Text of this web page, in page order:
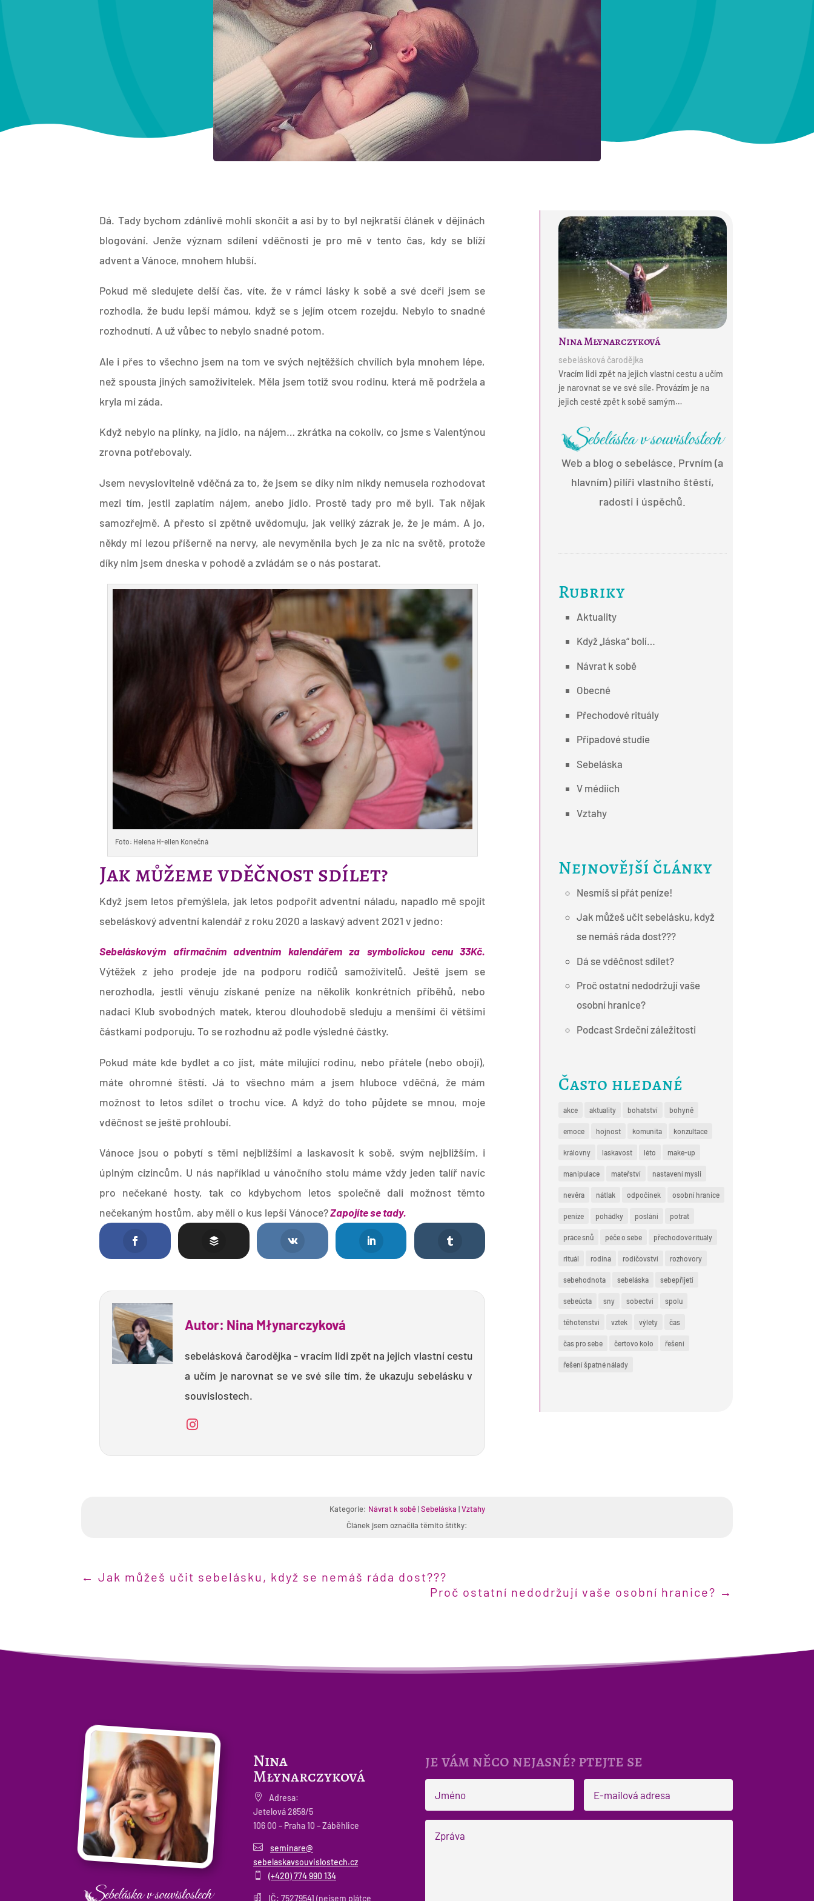
Dá. Tady bychom zdánlivě mohli skončit a asi by to byl nejkratší článek v dějinách
blogování. Jenže význam sdílení vděčnosti je pro mě v tento čas, kdy se blíží
advent a Vánoce, mnohem hlubší.
Pokud mě sledujete delší čas, víte, že v rámci lásky k sobě a své dceři jsem se
rozhodla, že budu lepší mámou, když se s jejím otcem rozejdu. Nebylo to snadné
rozhodnutí. A už vůbec to nebylo snadné potom.
Ale i přes to všechno jsem na tom ve svých nejtěžších chvílích byla mnohem lépe,
než spousta jiných samoživitelek. Měla jsem totiž svou rodinu, která mě podržela a
kryla mi záda.
Když nebylo na plínky, na jídlo, na nájem… zkrátka na cokoliv, co jsme s Valentýnou
zrovna potřebovaly.
Jsem nevyslovitelně vděčná za to, že jsem se díky nim nikdy nemusela rozhodovat
mezi tím, jestli zaplatím nájem, anebo jídlo. Prostě tady pro mě byli. Tak nějak
samozřejmě. A přesto si zpětně uvědomuju, jak veliký zázrak je, že je mám. A jo,
někdy mi lezou příšerně na nervy, ale nevyměnila bych je za nic na světě, protože
díky nim jsem dneska v pohodě a zvládám se o nás postarat.
Foto: Helena H-ellen Konečná
Jak můžeme vděčnost sdílet?
Když jsem letos přemýšlela, jak letos podpořit adventní náladu, napadlo mě spojit
sebeláskový adventní kalendář z roku 2020 a laskavý advent 2021 v jedno:
Sebeláskovým afirmačním adventním kalendářem za symbolickou cenu 33Kč.
Výtěžek z jeho prodeje jde na podporu rodičů samoživitelů. Ještě jsem se
nerozhodla, jestli věnuju získané peníze na několik konkrétních příběhů, nebo
nadaci Klub svobodných matek, kterou dlouhodobě sleduju a menšími či většími
částkami podporuju. To se rozhodnu až podle výsledné částky.
Pokud máte kde bydlet a co jíst, máte milující rodinu, nebo přátele (nebo obojí),
máte ohromné štěstí. Já to všechno mám a jsem hluboce vděčná, že mám
možnost to letos sdílet o trochu více. A když do toho půjdete se mnou, moje
vděčnost se ještě prohloubí.
Vánoce jsou o pobytí s těmi nejbližšími a laskavosit k sobě, svým nejbližším, i
úplným cizincům. U nás například u vánočního stolu máme vždy jeden talíř navíc
pro nečekané hosty, tak co kdybychom letos společně dali možnost těmto
nečekaným hostům, aby měli o kus lepší Vánoce?Zapojíte se tady.
Autor: Nina Młynarczyková
sebelásková čarodějka - vracím lidi zpět na jejich vlastní cestu
a učím je narovnat se ve své síle tím, že ukazuju sebelásku v
souvislostech.
Nina Młynarczyková
sebelásková čarodějka
Vracím lidi zpět na jejich vlastní cestu a učím
je narovnat se ve své síle. Provázím je na
jejich cestě zpět k sobě samým…
Web a blog o sebelásce. Prvním (a
hlavním) pilíři vlastního štěstí,
radosti i úspěchů.
Rubriky
Aktuality
Když „láska“ bolí…
Návrat k sobě
Obecné
Přechodové rituály
Případové studie
Sebeláska
V médiích
Vztahy
Nejnovější články
Nesmíš si přát peníze!
Jak můžeš učit sebelásku, když
se nemáš ráda dost???
Dá se vděčnost sdílet?
Proč ostatní nedodržují vaše
osobní hranice?
Podcast Srdeční záležitosti
Často hledané
akce aktuality bohatství bohyně
emoce hojnost komunita konzultace
královny laskavost léto make-up
manipulace mateřství nastavení mysli
nevěra nátlak odpočinek osobní hranice
peníze pohádky poslání potrat
práce snů péče o sebe přechodové rituály
rituál rodina rodičovství rozhovory
sebehodnota sebeláska sebepřijetí
sebeúcta sny sobectví spolu
těhotenství vztek výlety čas
čas pro sebe čertovo kolo řešení
řešení špatné nálady
Kategorie: Návrat k sobě|Sebeláska |Vztahy
Článek jsem označila těmito štítky:
←Jak můžeš učit sebelásku, když se nemáš ráda dost???
Proč ostatní nedodržují vaše osobní hranice? →
Nina
Młynarczyková

Adresa:
Jetelová 2858/5
106 00 – Praha 10 – Záběhlice

seminare@
sebelaskavsouvislostech.cz
 (+420) 774 990 134
 IČ: 75279541 (nejsem plátce
je vám něco nejasné? ptejte se